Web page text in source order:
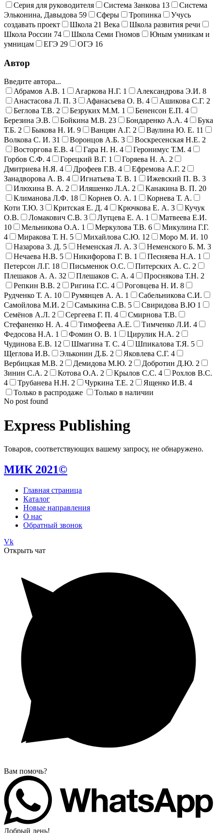
Серия для руководителя
Система Занкова 13
Система
Эльконина, Давыдова 59 Сферы Тропинка
Учусь
создавать проект
Школа 21 Века
Школа развития речи
Школа России 74 Школа Семи Гномов
Юным умникам и
умницам
ЕГЭ 29 ОГЭ 16
Автор
Введите автора...
Абрамов А.В. 1 Агаркова Н.Г. 1 Александрова Э.И. 8
Анастасова Л. П. 3 Афанасьева О. В. 4 Ашикова С.Г. 2
Беглова Т.В. 2 Безруких М.М. 1 Бененсон Е.П. 4
Березина Э.В.
Бойкина М.В. 23 Бондаренко А.А. 4
Бука
Т.Б. 2 Быкова Н. И. 9 Ванцян А.Г. 2 Ваулина Ю. Е. 11
Волкова С. И. 31 Воронцов А.Б. 3 Воскресенская Н.Е. 2
Восторгова Е.В. 4 Гара Н. Н. 4 Геронимус Т.М. 4
Горбов С.Ф. 4 Горецкий В.Г. 1 Горяева Н. А. 2
Дмитриева Н.Я. 4 Дрофеев Г.В. 4 Ефремова А.Г. 2
Занадворова А. В. 4 Игнатьева Т. В. 1 Ижевский П. В. 3
Илюхина В. А. 2 Иляшенко Л.А. 2 Канакина В. П. 20
Климанова Л.Ф. 18 Корнев О. А. 1
Корнева Т. А.
Коти Т.Ю. 3 Критская Е. Д. 4 Крючкова Е. А. 3
Кучук
О.В.
Ломакович С.В. 3 Лутцева Е. А. 1
Матвеева Е.И.
10
Мельникова О.А. 1 Меркулова Т.В. 6
Микулина Г.Г.
4
Миракова Т. Н. 5 Михайлова С.Ю. 12 Моро М. И. 10
Назарова З. Д. 5 Неменская Л. А. 3 Неменского Б. М. 3
Нечаева Н.В. 5 Никифорова Г. В. 1 Песняева Н.А. 1
Петерсон Л.Г. 18 Письменюк О.С. Питерских А. С. 2
Плешаков А. А. 32 Плешаков С. А. 4 Проснякова Т.Н. 2
Репкин В.В. 2 Ригина Г.С. 4 Роговцева Н. И. 8
Рудченко Т. А. 10 Румянцев А. А. 1
Сабельникова С.И.
Самойлова М.И. 2 Самыкина С.В. 5 Свиридова В.Ю 1
Семёнов А.Л. 2 Сергеева Г. П. 4
Смирнова Т.В.
Стефаненко Н. А. 4 Тимофеева А.Е. Тимченко Л.И. 4
Федосова Н.А. 1 Фомин О. В. 1 Цирулик Н.А. 2
Чудинова Е.В. 12 Шмагина Т. С. 4 Шпикалова Т.Я. 5
Щеглова И.В.
Эльконин Д.Б. 2 Яковлева С.Г. 4
Вербицкая М.В. 2 Демидова М.Ю. 2 Добротин Д.Ю. 2
Зинин С.А. 2 Котова О.А. 2 Крылов С.С. 4
Рохлов В.С.
4
Трубанева Н.Н. 2 Чуркина Т.Е. 2 Ященко И.В. 4
Только в распродаже
Только в наличии
No post found
Express Publishing
Товаров, соответствующих вашему запросу, не обнаружено.
МИК 2021©
Главная страница
Каталог
Новые направления
О нас
Обратный звонок
Vk
Открыть чат
Вам помочь?
Добрый день!